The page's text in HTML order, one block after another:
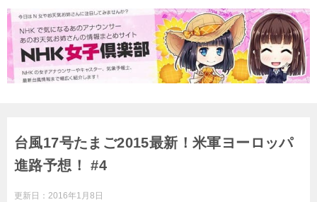
台風17号たまご2015最新！米軍ヨーロッパ
進路予想！ #4
更新日： 2016年1月8日